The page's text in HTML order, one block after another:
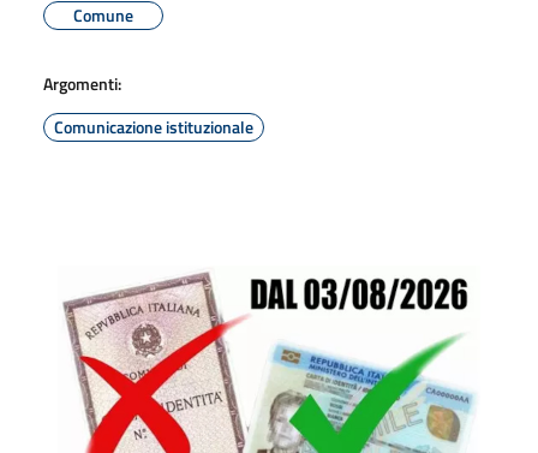
Comune
Argomenti:
Comunicazione istituzionale